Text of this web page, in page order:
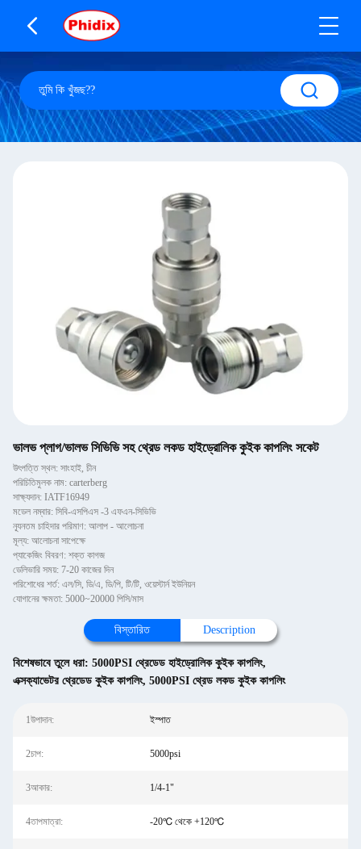
ভালভ প্লাগ/ভালভ সিভিভি সহ থ্রেড লকড হাইড্রোলিক কুইক কাপলিং সকেট
উৎপত্তি স্থল: সাংহাই, চীন
পরিচিতিমুলক নাম: carterberg
সাক্ষ্যদান: IATF16949
মডেল নম্বার: সিবি-এসপিএস -3 এফএন-সিভিভি
ন্যূনতম চাহিদার পরিমাণ: আলাপ - আলোচনা
মূল্য: আলোচনা সাপেক্ষে
প্যাকেজিং বিবরণ: শক্ত কাগজ
ডেলিভারি সময়: 7-20 কাজের দিন
পরিশোধের শর্ত: এল/সি, ডি/এ, ডি/পি, টি/টি, ওয়েস্টার্ন ইউনিয়ন
যোগানের ক্ষমতা: 5000~20000 পিসি/মাস
বিস্তারিত Description
বিশেষভাবে তুলে ধরা: 5000PSI থ্রেডেড হাইড্রোলিক কুইক কাপলিং,
এক্সক্যাভেটর থ্রেডেড কুইক কাপলিং, 5000PSI থ্রেড লকড কুইক কাপলিং
1উপাদান: ইস্পাত
2চাপ: 5000psi
3আকার: 1/4-1"
4তাপমাত্রা: -20℃ থেকে +120℃